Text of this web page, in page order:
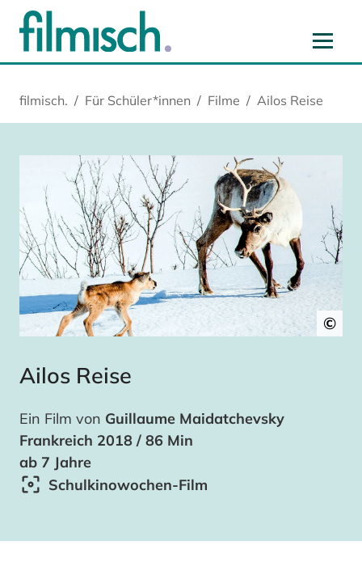
Hauptinhalt springen
Hauptnavigation springen
Cookie-Einstellungen springen
Startseite springen
filmisch. Für Schüler*innen Filme Ailos Reise
©
Ailos Reise
Ein Film von Guillaume Maidatchevsky
Frankreich 2018 / 86 Min
ab 7 Jahre
Schulkinowochen-Film